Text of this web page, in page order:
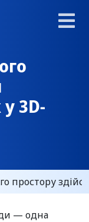
3D-
простору
— одна